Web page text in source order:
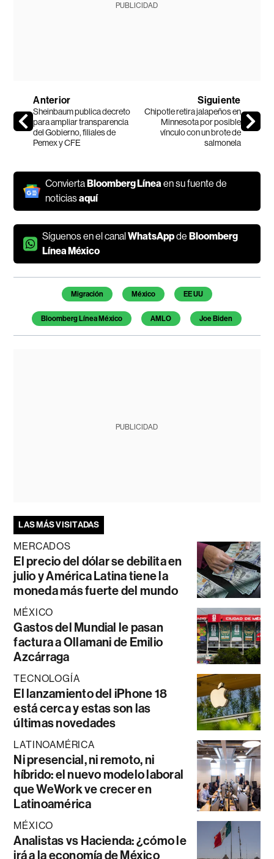
PUBLICIDAD
Anterior
Sheinbaum publica decreto
para ampliar transparencia
del Gobierno, filiales de
Pemex y CFE
Siguiente
Chipotle retira jalapeños en
Minnesota por posible
vínculo con un brote de
salmonela
ConviertaBloomberg Líneaen su fuente de
noticiasaquí
Síguenos en el canalWhatsAppdeBloomberg
Línea México
Temas de este artículo
Migración México EE UU
Bloomberg Línea México AMLO Joe Biden
PUBLICIDAD
LAS MÁS VISITADAS
MERCADOS
El precio del dólar se debilita en
julio y América Latina tiene la
moneda más fuerte del mundo
MÉXICO
Gastos del Mundial le pasan
factura a Ollamani de Emilio
Azcárraga
TECNOLOGÍA
El lanzamiento del iPhone 18
está cerca y estas son las
últimas novedades
LATINOAMÉRICA
Ni presencial, ni remoto, ni
híbrido: el nuevo modelo laboral
que WeWork ve crecer en
Latinoamérica
MÉXICO
Analistas vs Hacienda: ¿cómo le
irá a la economía de México